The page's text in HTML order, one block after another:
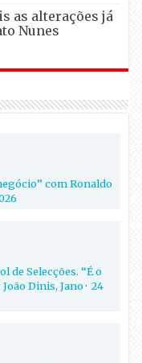
as alterações já
Nunes
com Ronaldo
de Selecções. “É o
Dinis, Jano·24